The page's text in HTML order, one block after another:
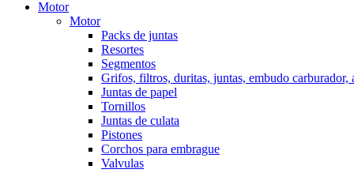
Motor
Motor
Packs de juntas
Resortes
Segmentos
Grifos, filtros, duritas, juntas, embudo carburador,
Juntas de papel
Tornillos
Juntas de culata
Pistones
Corchos para embrague
Valvulas